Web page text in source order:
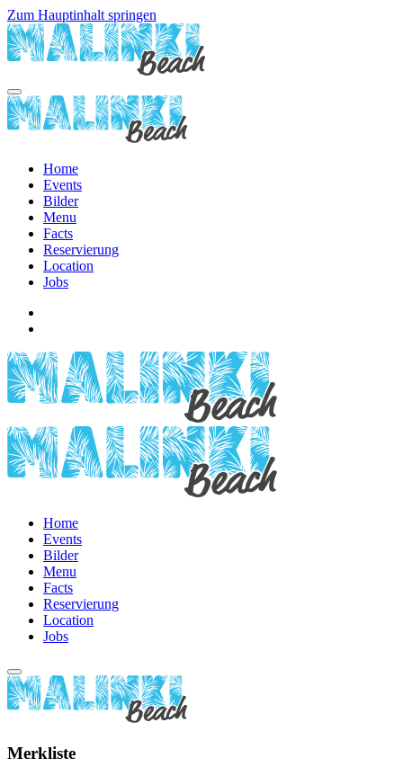
Zum Hauptinhalt springen
Home
Events
Bilder
Menu
Facts
Reservierung
Location
Jobs
Home
Events
Bilder
Menu
Facts
Reservierung
Location
Jobs
Merkliste